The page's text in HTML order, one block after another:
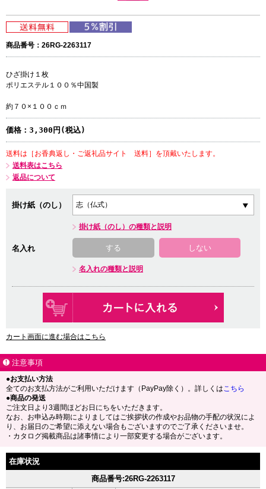
商品番号：26RG-2263117
ひざ掛け１枚
ポリエステル１００％中国製
約７０×１００ｃｍ
価格： 3,300円(税込)
送料は［お香典返し・ご返礼品サイト 送料］を頂戴いたします。
送料表はこちら
返品について
掛け紙（のし）
掛け紙（のし）の種類と説明
名入れ する しない
名入れの種類と説明
カート画面に進む場合はこちら
注意事項
●お支払い方法
全てのお支払方法がご利用いただけます（PayPay除く）。詳しくはこちら
●商品の発送
ご注文日より3週間ほどお日にちをいただきます。
なお、お申込み時期によりましてはご挨拶状の作成やお品物の手配の状況によ
り、お届日のご希望に添えない場合もございますのでご了承くださいませ。
・カタログ掲載商品は諸事情により一部変更する場合がございます。
在庫状況
商品番号:26RG-2263117